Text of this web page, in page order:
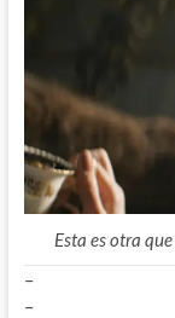
Esta es otra
–
–